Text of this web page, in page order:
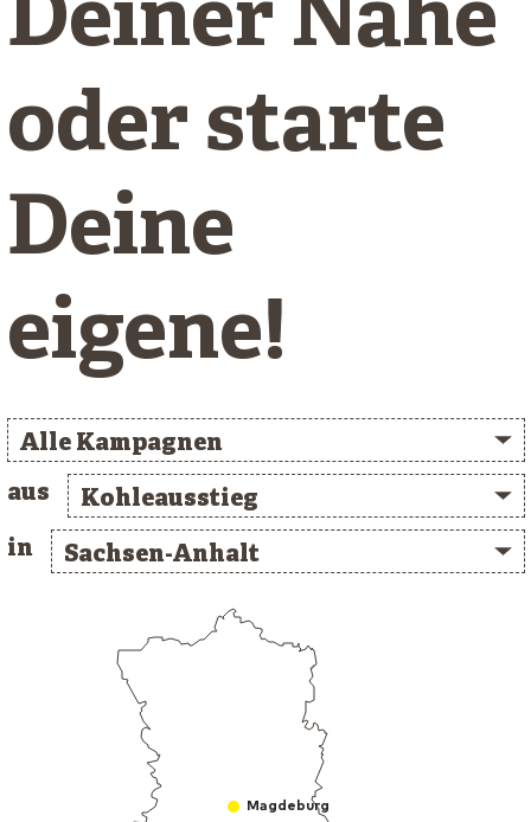
Magdeburg
Deiner Nähe
oder starte
Deine
eigene!
Alle Kampagnen
aus
Kohleausstieg
in
Sachsen-Anhalt